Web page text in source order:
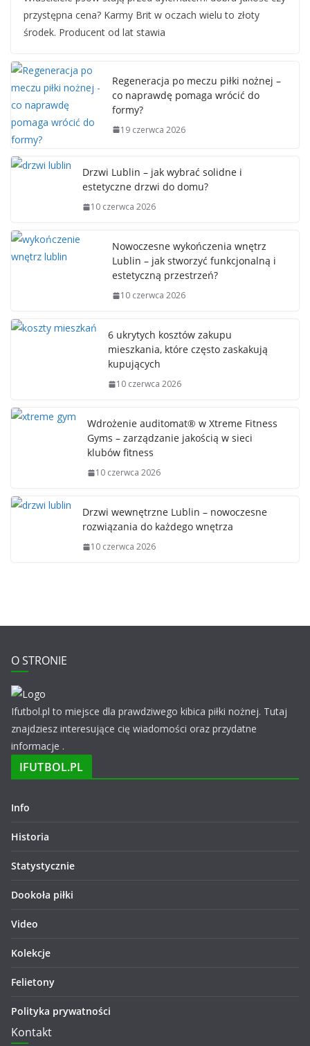
przystępna cena? Karmy Brit w oczach wielu to złoty
środek. Producent od lat stawia
Regeneracja po meczu piłki nożnej –
co naprawdę pomaga wrócić do
formy?
19 czerwca 2026
Drzwi Lublin – jak wybrać solidne i
estetyczne drzwi do domu?
10 czerwca 2026
Nowoczesne wykończenia wnętrz
Lublin – jak stworzyć funkcjonalną i
estetyczną przestrzeń?
10 czerwca 2026
6 ukrytych kosztów zakupu
mieszkania, które często zaskakują
kupujących
10 czerwca 2026
Wdrożenie auditomat® w Xtreme Fitness
Gyms – zarządzanie jakością w sieci
klubów fitness
10 czerwca 2026
Drzwi wewnętrzne Lublin – nowoczesne
rozwiązania do każdego wnętrza
10 czerwca 2026
O STRONIE
Ifutbol.pl to miejsce dla prawdziwego kibica piłki nożnej. Tutaj
znajdziesz interesujące cię wiadomości oraz przydatne
informacje .
IFUTBOL.PL
Info
Historia
Statystycznie
Dookoła piłki
Video
Kolekcje
Felietony
Polityka prywatności
Kontakt